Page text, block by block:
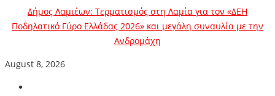
Δήμος Λαμιέων: Τερματισμός στη Λαμία για τον «ΔΕΗ
Ποδηλατικό Γύρο Ελλάδας 2026» και μεγάλη συναυλία με την
Ανδρομάχη
August 8, 2026